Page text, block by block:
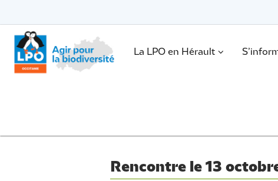
le
contenu
Passer
contenu
. La LPO en Hérault
Rencontre le 13